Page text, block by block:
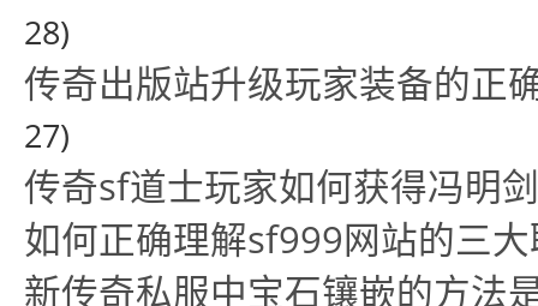
28)
传奇出版站升级玩家装备的正
27)
传奇sf道士玩家如何获得冯明
如何正确理解sf999网站的三
新传奇私服中宝石镶嵌的方法